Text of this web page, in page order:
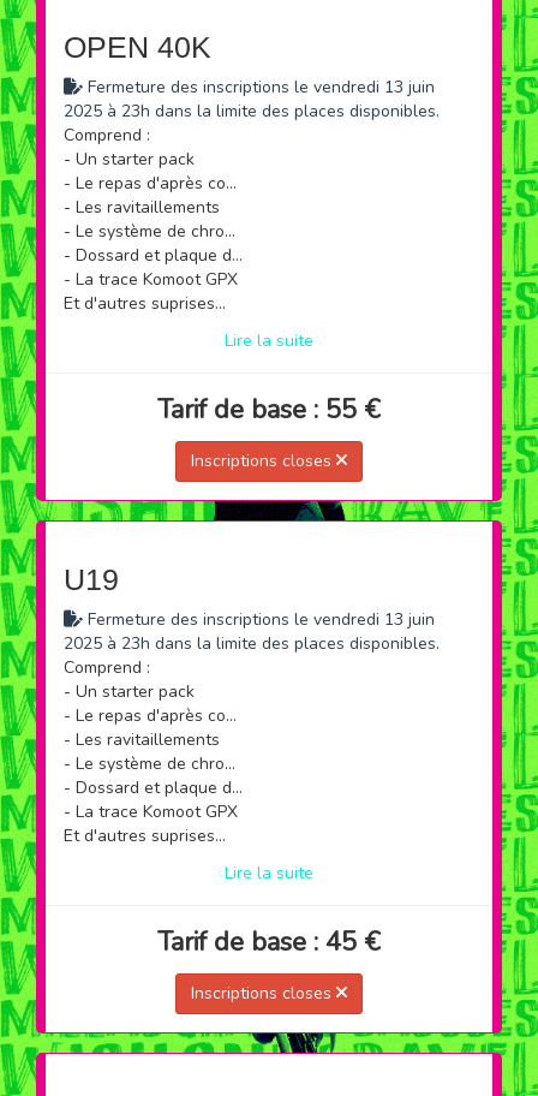
OPEN 40K
Fermeture des inscriptions le vendredi 13 juin
2025 à 23h dans la limite des places disponibles.
Comprend :
- Un starter pack
- Le repas d'après course
- Les ravitaillements
- Le système de chronométrage
- Dossard et plaque de cadre
- La trace Komoot GPX
Et d'autres suprises...
Lire la suite
Tarif de base : 55 €
Inscriptions closes
U19
Fermeture des inscriptions le vendredi 13 juin
2025 à 23h dans la limite des places disponibles.
Comprend :
- Un starter pack
- Le repas d'après course
- Les ravitaillements
- Le système de chronométrage
- Dossard et plaque de cadre
- La trace Komoot GPX
Et d'autres suprises...
Lire la suite
Tarif de base : 45 €
Inscriptions closes